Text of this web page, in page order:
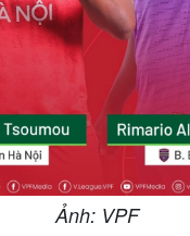
Ảnh: VPF